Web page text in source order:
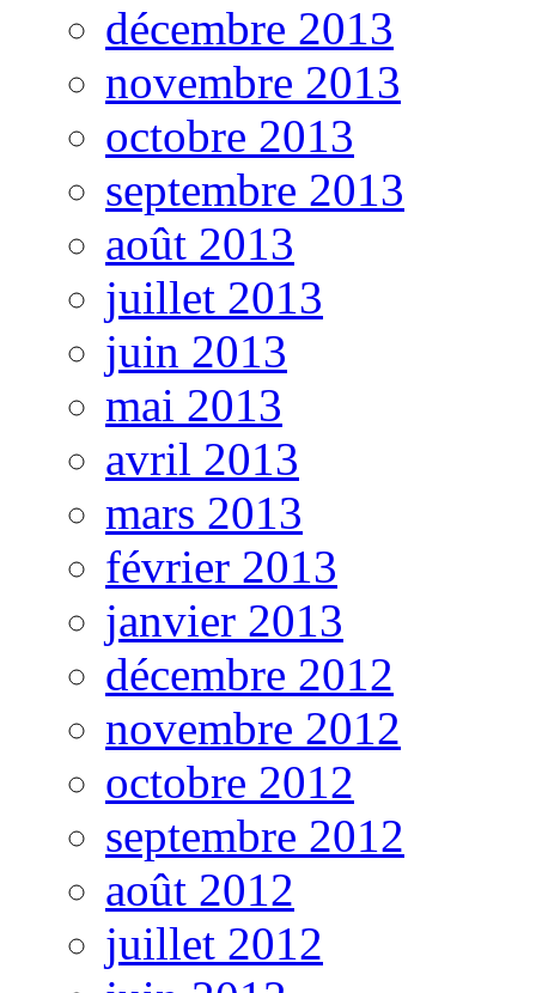
décembre 2013
novembre 2013
octobre 2013
septembre 2013
août 2013
juillet 2013
juin 2013
mai 2013
avril 2013
mars 2013
février 2013
janvier 2013
décembre 2012
novembre 2012
octobre 2012
septembre 2012
août 2012
juillet 2012